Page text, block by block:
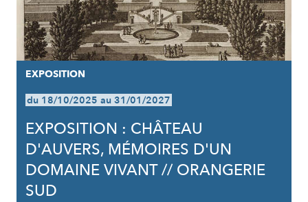
EXPOSITION
du 18/10/2025 au 31/01/2027
EXPOSITION : CHÂTEAU
D'AUVERS, MÉMOIRES D'UN
DOMAINE VIVANT // ORANGERIE
SUD